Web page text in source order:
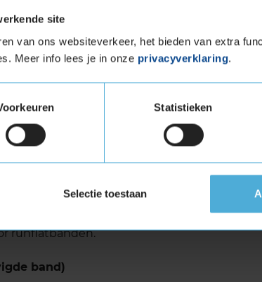
site
van ons websiteverkeer, het bieden van extra
Meer info lees je in onze privacyverklaring.
Statistieken
Selectie toestaan
die de rolweerstand
brandstof en kun je dus zuinig
de Sottozero 3 van Pirelli, wordt
milieu ontzien. Bovendien is bij de
gemaakt van milieuvriendelijke
band. Een echte kampioen in de
Deze band kan alleen
zijn met een bandenspanning
runflatbanden.
band)